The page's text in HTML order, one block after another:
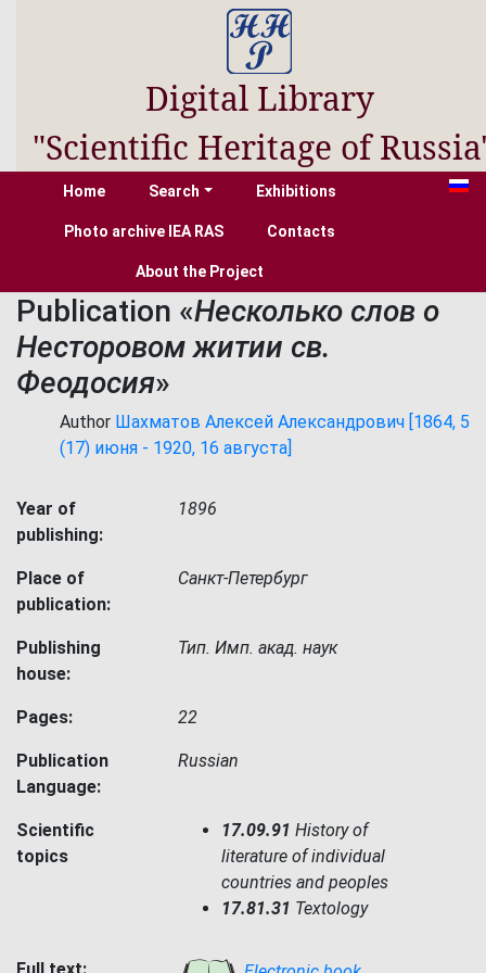
Digital Library
"Scientific Heritage of
Home Search Exhibitions
Photo archive IEA RAS Contacts
About the Project
Publication «Несколько слов о
Несторовом житии св.
Феодосия»
Author Шахматов Алексей Александрович [1864, 5
(17) июня - 1920, 16 августа]
Year of
publishing:
1896
Place of
publication:
Санкт-Петербург
Publishing
house:
Тип. Имп. акад. наук
Pages: 22
Publication
Language:
Russian
Scientific
topics
17.09.91 History of
literature of individual
countries and peoples
17.81.31 Textology